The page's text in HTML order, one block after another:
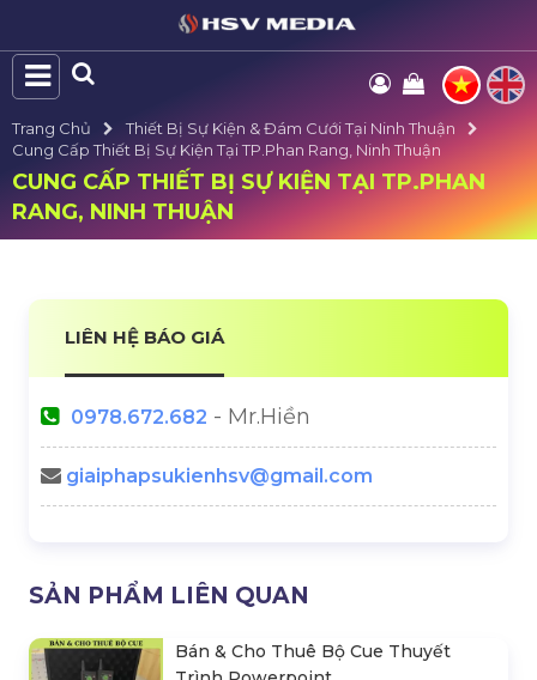
Trang Chủ
Thiết Bị Sự Kiện & Đám Cưới Tại Ninh Thuận
Cung Cấp Thiết Bị Sự Kiện Tại TP.Phan Rang, Ninh Thuận
CUNG CẤP THIẾT BỊ SỰ KIỆN TẠI TP.PHAN
RANG, NINH THUẬN
LIÊN HỆ BÁO GIÁ
0978.672.682 - Mr.Hiền
giaiphapsukienhsv@gmail.com
SẢN PHẨM LIÊN QUAN
Bán & Cho Thuê Bộ Cue Thuyết